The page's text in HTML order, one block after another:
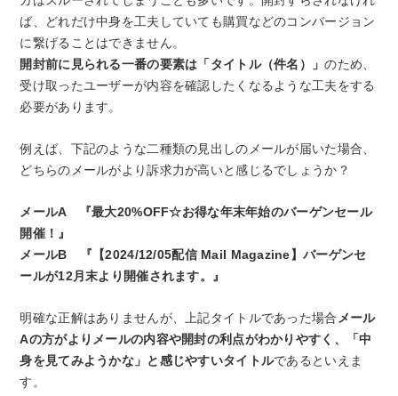
ば、どれだけ中身を工夫していても購買などのコンバージョン
に繋げることはできません。
開封前に見られる一番の要素は「タイトル（件名）」のため、
受け取ったユーザーが内容を確認したくなるような工夫をする
必要があります。
例えば、下記のような二種類の見出しのメールが届いた場合、
どちらのメールがより訴求力が高いと感じるでしょうか？
メールA 『最大20%OFF☆お得な年末年始のバーゲンセール
開催！』
メールB 『【2024/12/05配信 Mail Magazine】バーゲンセ
ールが12月末より開催されます。』
明確な正解はありませんが、上記タイトルであった場合 メール
Aの方がよりメールの内容や開封の利点がわかりやすく、「中
身を見てみようかな」と感じやすいタイトルであるといえま
す。